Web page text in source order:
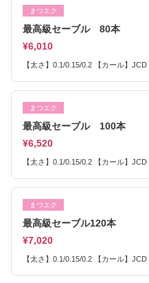
まつエク
最高級セーブル 80本
¥6,010
【太さ】0.1/0.15/0.2 【カール】
まつエク
最高級セーブル 100本
¥6,520
【太さ】0.1/0.15/0.2 【カール】
まつエク
最高級セーブル120本
¥7,020
【太さ】0.1/0.15/0.2 【カール】